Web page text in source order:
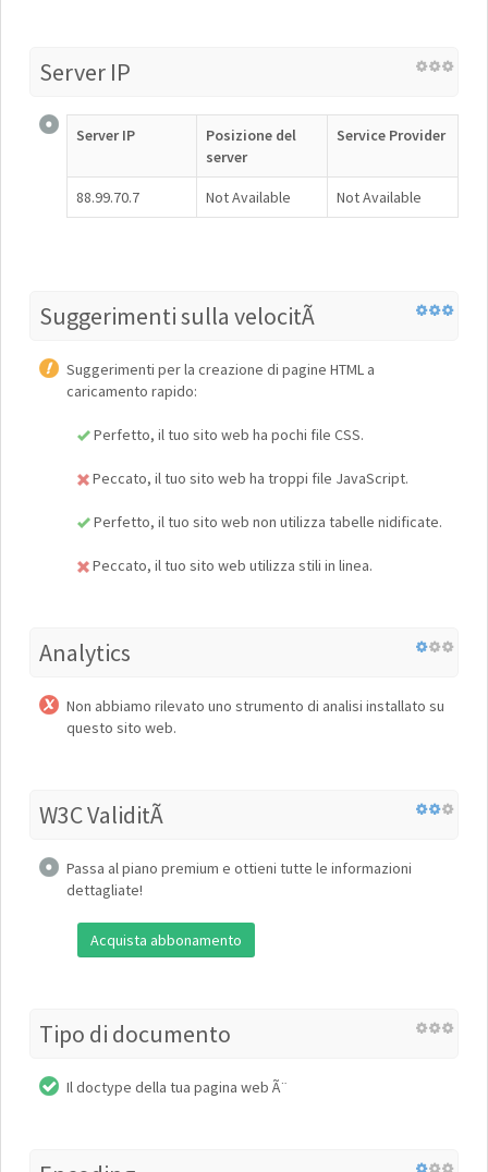
Server IP
Server IP
Posizione del
server
Service Provider
88.99.70.7 Not Available Not Available
Suggerimenti sulla velocitÃ
Suggerimenti per la creazione di pagine HTML a
caricamento rapido:
Perfetto, il tuo sito web ha pochi file CSS.
Peccato, il tuo sito web ha troppi file JavaScript.
Perfetto, il tuo sito web non utilizza tabelle nidificate.
Peccato, il tuo sito web utilizza stili in linea.
Analytics
Non abbiamo rilevato uno strumento di analisi installato su
questo sito web.
W3C ValiditÃ
Passa al piano premium e ottieni tutte le informazioni
dettagliate!
Acquista abbonamento
Tipo di documento
Il doctype della tua pagina web Ã¨